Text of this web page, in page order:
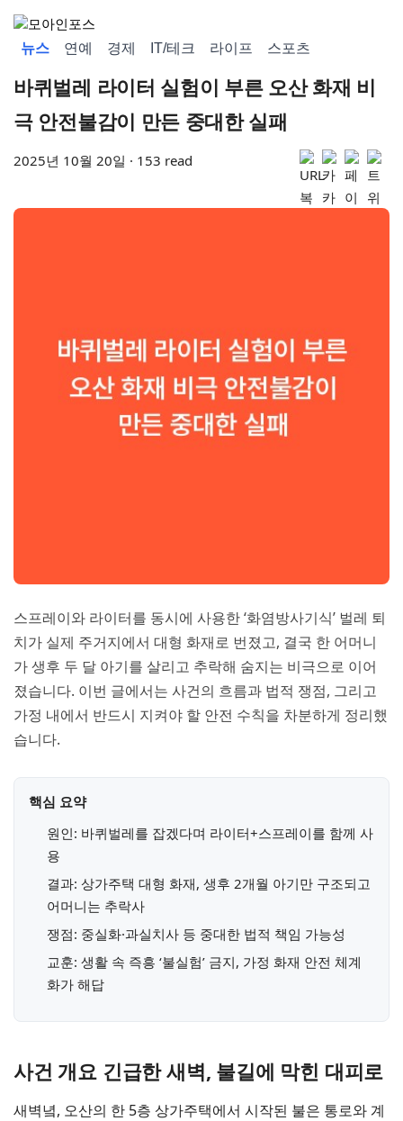
뉴스 연예 경제 IT/테크 라이프 스포츠
바퀴벌레 라이터 실험이 부른 오산 화재 비
극 안전불감이 만든 중대한 실패
2025년 10월 20일 · 153 read
스프레이와 라이터를 동시에 사용한 ‘화염방사기식’ 벌레 퇴
치가 실제 주거지에서 대형 화재로 번졌고, 결국 한 어머니
가 생후 두 달 아기를 살리고 추락해 숨지는 비극으로 이어
졌습니다. 이번 글에서는 사건의 흐름과 법적 쟁점, 그리고
가정 내에서 반드시 지켜야 할 안전 수칙을 차분하게 정리했
습니다.
핵심 요약
원인: 바퀴벌레를 잡겠다며 라이터+스프레이를 함께 사
용
결과: 상가주택 대형 화재, 생후 2개월 아기만 구조되고
어머니는 추락사
쟁점: 중실화·과실치사 등 중대한 법적 책임 가능성
교훈: 생활 속 즉흥 ‘불실험’ 금지, 가정 화재 안전 체계
화가 해답
사건 개요 긴급한 새벽, 불길에 막힌 대피로
새벽녘, 오산의 한 5층 상가주택에서 시작된 불은 통로와 계